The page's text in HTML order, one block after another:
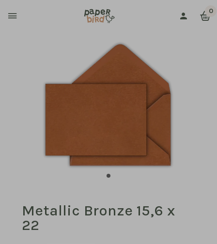
0
Metallic Bronze 15,6 x
22